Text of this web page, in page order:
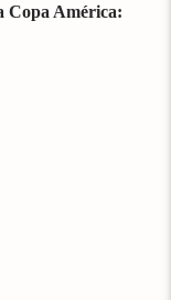
Copa América: